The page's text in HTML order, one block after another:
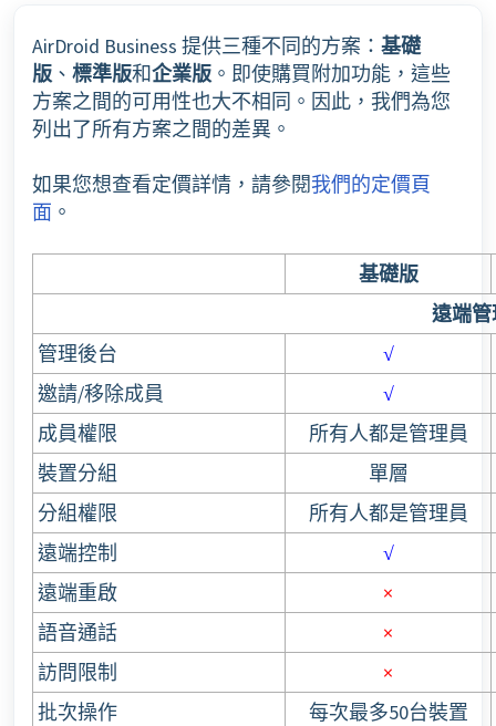
AirDroid Business 提供三種不同的方案： 基礎
版 、 標準版和企業版 。即使購買附加功能，這些
方案之間的可用性也大不相同。因此，我們為您
列出了所有方案之間的差異。
如果您想查看定價詳情，請參閱我們的定價頁
面 。
基礎版
遠端管
管理後台
√
邀請/移除成員
√
成員權限
所有人都是管理員
裝置分組
單層
分組權限
所有人都是管理員
遠端控制
√
遠端重啟
×
語音通話
×
訪問限制
×
批次操作
每次最多50台裝置